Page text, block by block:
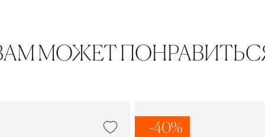
МОЖЕТ
-40%